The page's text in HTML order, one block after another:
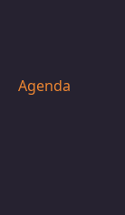
Agenda